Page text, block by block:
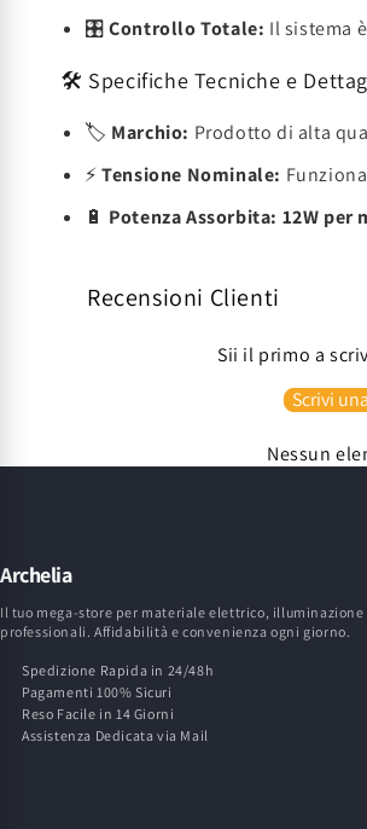
🎛️Controllo Totale: Il sistema
🛠️ Specifiche Tecniche e
🏷️ Marchio: Prodotto di alta
⚡Tensione Nominale:
🔋 Potenza Assorbita: 12W per
Recensioni Clienti
Sii il primo a
Scrivi
Nessun
Archelia
Il tuo mega-store per materiale elettrico, illuminazione
professionali. Affidabilità e convenienza ogni giorno.
Spedizione Rapida in 24/48h
Pagamenti 100% Sicuri
Reso Facile in 14 Giorni
Assistenza Dedicata via Mail